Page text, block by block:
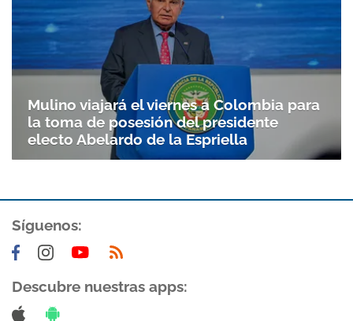
Mulino viajará el viernes a Colombia para
la toma de posesión del presidente
electo Abelardo de la Espriella
Síguenos:
Descubre nuestras apps: